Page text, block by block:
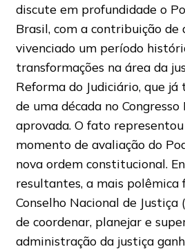
discute em profundidade o
Brasil, com a contribuição
vivenciado um período
transformações na área da
Reforma do Judiciário, que
de uma década no Congresso
aprovada. O fato
momento de avaliação do
nova ordem constitucional.
resultantes, a mais polêmica
Conselho Nacional de Justiça
de coordenar, planejar e
administração da justiça